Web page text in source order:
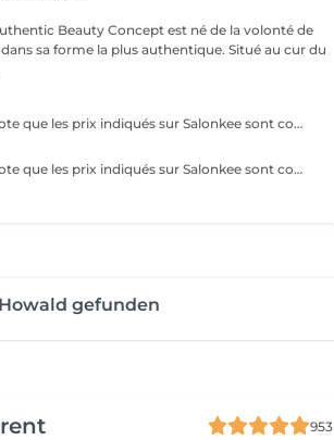
Beauty Concept est né de la volonté de
sa forme la plus authentique. Situé au cur du
Veuillez prendre note que les prix indiqués sur Salonkee sont communiqués à titre informatif et s'entendent de base. Ces derniers sont susceptibles de varier selon le diagnostic réalisé à votre arrivée au salon et l'expertise du professionnel à qui vous confiez votre beauté. Dans tous les cas, un devis précis vous sera proposé et toutes réalisations de prestations seront effectuées avec votre accord. Un grand merci d'avance pour votre compréhension. Au plaisir de vous recevoir très vite.
Veuillez prendre note que les prix indiqués sur Salonkee sont communiqués à titre informatif et s'entendent de base. Ces derniers sont susceptibles de varier selon le diagnostic réalisé à votre arrivée au salon et l'expertise du professionnel à qui vous confiez votre beauté. Dans tous les cas, un devis précis vous sera proposé et toutes réalisations de prestations seront effectuées avec votre accord. Un grand merci d'avance pour votre compréhension. Au plaisir de vous recevoir très vite.
gefunden
953